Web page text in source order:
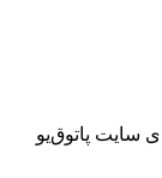
سایت پاتوق‌یو